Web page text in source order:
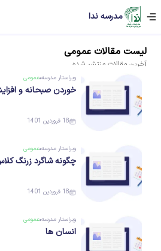
مدرسه ندا
لیست مقالات عمومی
آخرین مقالات منتشر شده
ویراستار مدرسه عمومی
خوردن صبحانه و
18 فروردین 1401
ویراستار مدرسه عمومی
چگونه شاگرد زرنگ
18 فروردین 1401
ویراستار مدرسه عمومی
انسان ها